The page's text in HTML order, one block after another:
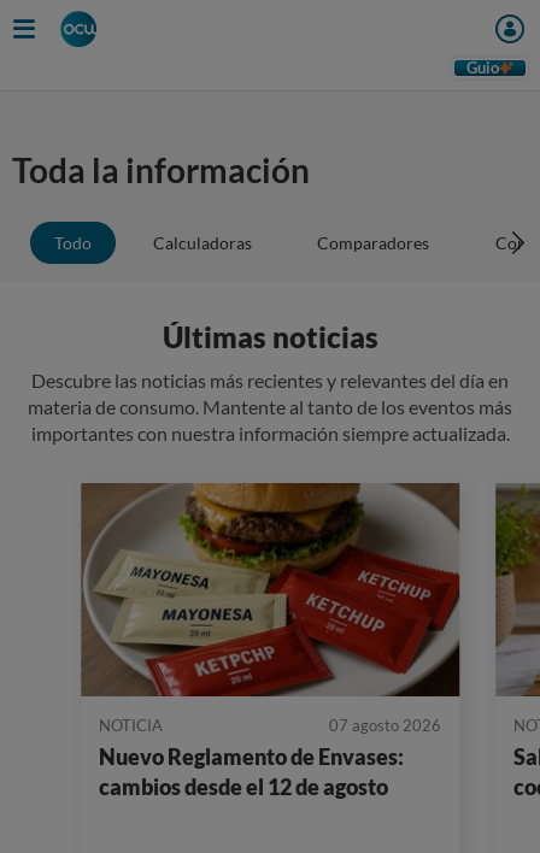
Guio
Toda la información
Todo Calculadoras Comparadores
Últimas noticias
Descubre las noticias más recientes y relevantes del día en
materia de consumo. Mantente al tanto de los eventos más
importantes con nuestra información siempre actualizada.
NOTICIA 07 agosto 2026
Nuevo Reglamento de Envases:
cambios desde el 12 de agosto